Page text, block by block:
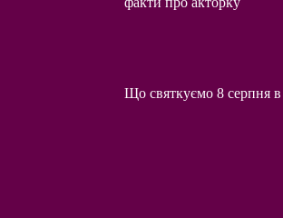
Що святкуємо 8 серпня в